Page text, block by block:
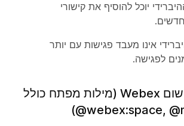
יוכל להוסיף את קישורי
אינו מעבד פגישות עם יותר
תזמון במרחב יישום Webex (מילות מפתח כולל
‎@webex:space,